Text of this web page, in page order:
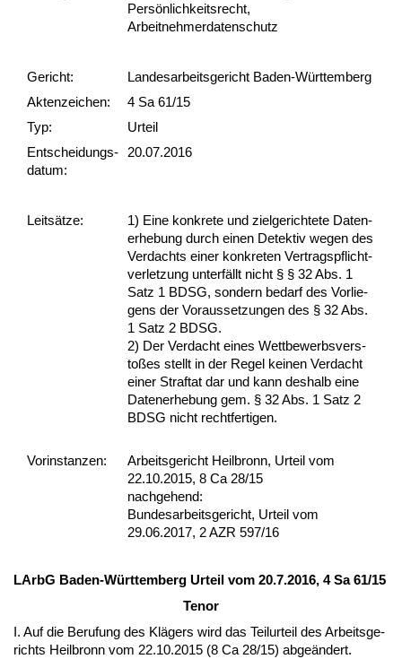
Persönlichkeitsrecht,
Arbeitnehmerdatenschutz
Gericht:
Landesarbeitsgericht Baden-Württemberg
Akten­zeichen:
4 Sa 61/15
Typ:
Urteil
Ent­scheid­ungs­
datum:
20.07.2016
Leit­sätze:
1) Ei­ne kon­kre­te und ziel­ge­rich­te­te Da­ten­
er­he­bung durch ei­nen De­tek­tiv we­gen des
Ver­dachts ei­ner kon­kre­ten Ver­trags­pflicht­
ver­let­zung un­terfällt nicht § § 32 Abs. 1
Satz 1 BDSG, son­dern be­darf des Vor­lie­
gens der Vor­aus­set­zun­gen des § 32 Abs.
1 Satz 2 BDSG.
2) Der Ver­dacht ei­nes Wett­be­werbs­ver­s­
toßes stellt in der Re­gel kei­nen Ver­dacht
ei­ner Straf­tat dar und kann des­halb ei­ne
Da­ten­er­he­bung gem. § 32 Abs. 1 Satz 2
BDSG nicht recht­fer­ti­gen.
Vor­ins­tan­zen:
Arbeitsgericht Heilbronn, Urteil vom
22.10.2015, 8 Ca 28/15
nachgehend:
Bundesarbeitsgericht, Urteil vom
29.06.2017, 2 AZR 597/16
LArbG Ba­den-Würt­tem­berg Ur­teil vom 20.7.2016, 4 Sa 61/15
Te­nor
I. Auf die Be­ru­fung des Klägers wird das Teil­ur­teil des Ar­beits­ge­
richts Heil­bronn vom 22.10.2015 (8 Ca 28/15) ab­geändert.